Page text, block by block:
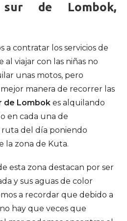
de Lombok,
a contratar los servicios de
viajar con las niñas no
unas motos, pero
manera de recorrer las
de Lombok es alquilando
en cada una de
ruta del día poniendo
la zona de Kuta.
esta zona destacan por ser
y sus aguas de color
a recordar que debido a
hay que veces que